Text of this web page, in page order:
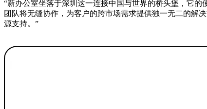
“新办公室坐落于深圳这一连接中国与世界的桥头堡，它
团队将无缝协作，为客户的跨市场需求提供独一无二的解
源支持。”